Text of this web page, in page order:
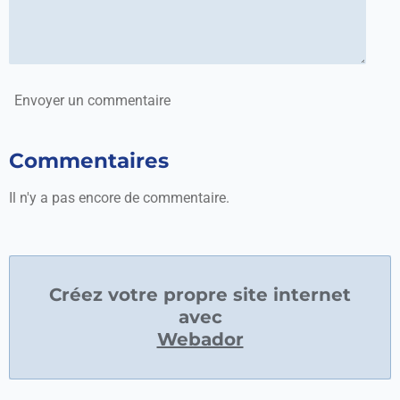
Envoyer un commentaire
Commentaires
Il n'y a pas encore de commentaire.
Créez votre propre site internet
avec
Webador